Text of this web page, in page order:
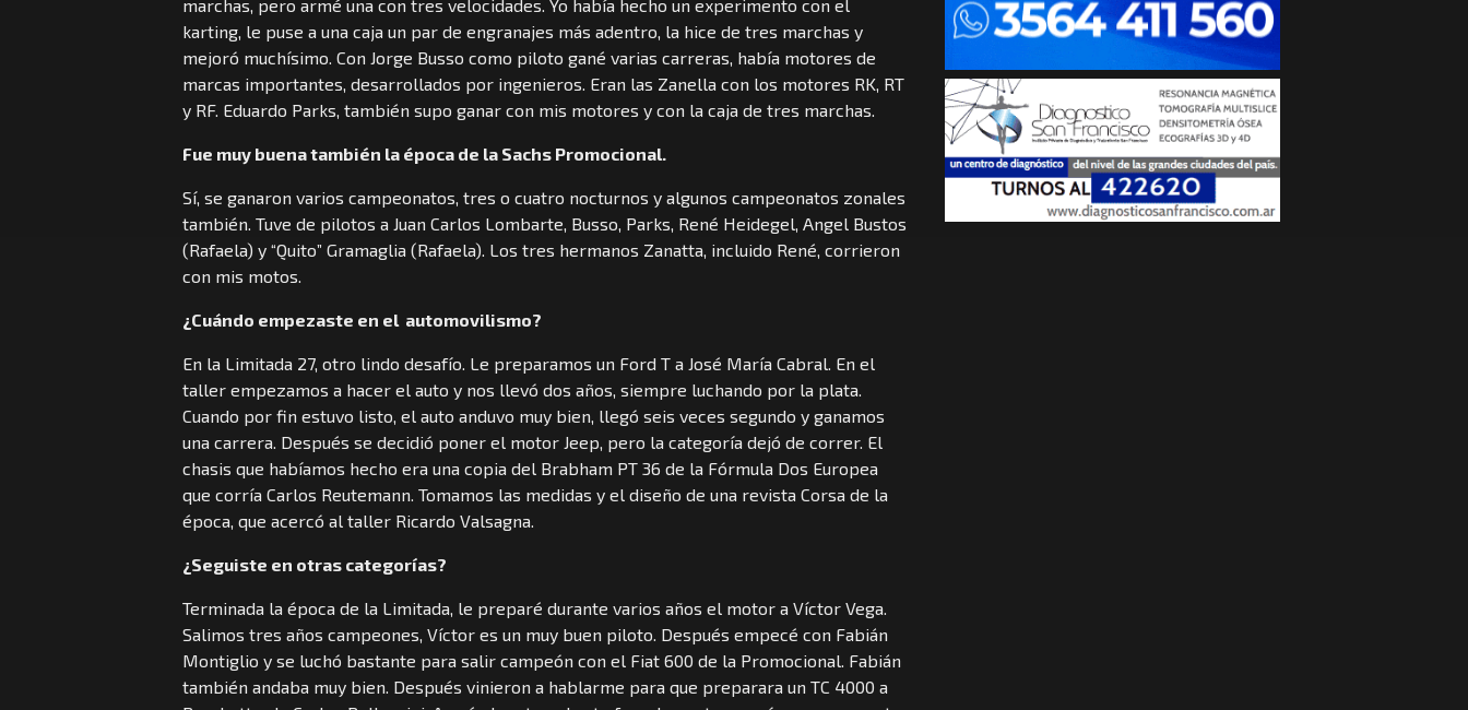
marchas, pero armé una con tres velocidades. Yo había hecho un experimento con el
karting, le puse a una caja un par de engranajes más adentro, la hice de tres marchas y
mejoró muchísimo. Con Jorge Busso como piloto gané varias carreras, había motores de
marcas importantes, desarrollados por ingenieros. Eran las Zanella con los motores RK, RT
y RF. Eduardo Parks, también supo ganar con mis motores y con la caja de tres marchas.
Fue muy buena también la época de la Sachs Promocional.
Sí, se ganaron varios campeonatos, tres o cuatro nocturnos y algunos campeonatos zonales
también. Tuve de pilotos a Juan Carlos Lombarte, Busso, Parks, René Heidegel, Angel Bustos
(Rafaela) y “Quito” Gramaglia (Rafaela). Los tres hermanos Zanatta, incluido René, corrieron
con mis motos.
¿Cuándo empezaste en el automovilismo?
En la Limitada 27, otro lindo desafío. Le preparamos un Ford T a José María Cabral. En el
taller empezamos a hacer el auto y nos llevó dos años, siempre luchando por la plata.
Cuando por fin estuvo listo, el auto anduvo muy bien, llegó seis veces segundo y ganamos
una carrera. Después se decidió poner el motor Jeep, pero la categoría dejó de correr. El
chasis que habíamos hecho era una copia del Brabham PT 36 de la Fórmula Dos Europea
que corría Carlos Reutemann. Tomamos las medidas y el diseño de una revista Corsa de la
época, que acercó al taller Ricardo Valsagna.
¿Seguiste en otras categorías?
Terminada la época de la Limitada, le preparé durante varios años el motor a Víctor Vega.
Salimos tres años campeones, Víctor es un muy buen piloto. Después empecé con Fabián
Montiglio y se luchó bastante para salir campeón con el Fiat 600 de la Promocional. Fabián
también andaba muy bien. Después vinieron a hablarme para que preparara un TC 4000 a